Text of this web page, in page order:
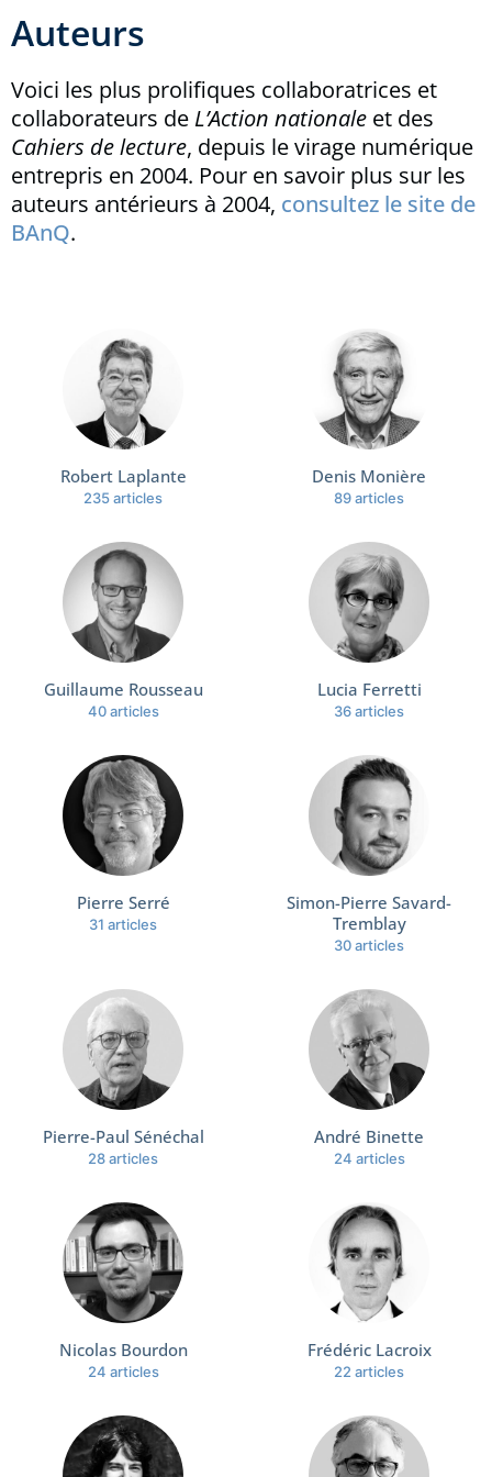
Auteurs
Voici les plus prolifiques collaboratrices et
collaborateurs de L’Action nationale et des
Cahiers de lecture, depuis le virage numérique
entrepris en 2004. Pour en savoir plus sur les
auteurs antérieurs à 2004, consultez le site de
BAnQ.
Robert Laplante
235 articles
Denis Monière
89 articles
Guillaume Rousseau
40 articles
Lucia Ferretti
36 articles
Pierre Serré
31 articles
Simon-Pierre Savard-
Tremblay
30 articles
Pierre-Paul Sénéchal
28 articles
André Binette
24 articles
Nicolas Bourdon
24 articles
Frédéric Lacroix
22 articles